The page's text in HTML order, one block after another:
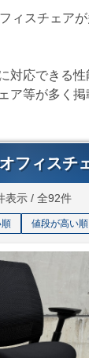
ィスチェア
対応できる性
ア等が多く掲
フィスチ
表示 / 全92件
値段が高い順